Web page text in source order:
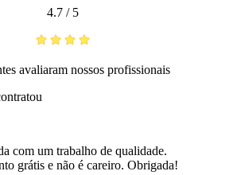
4.7 / 5
avaliaram nossos profissionais
com um trabalho de qualidade.
grátis e não é careiro. Obrigada!